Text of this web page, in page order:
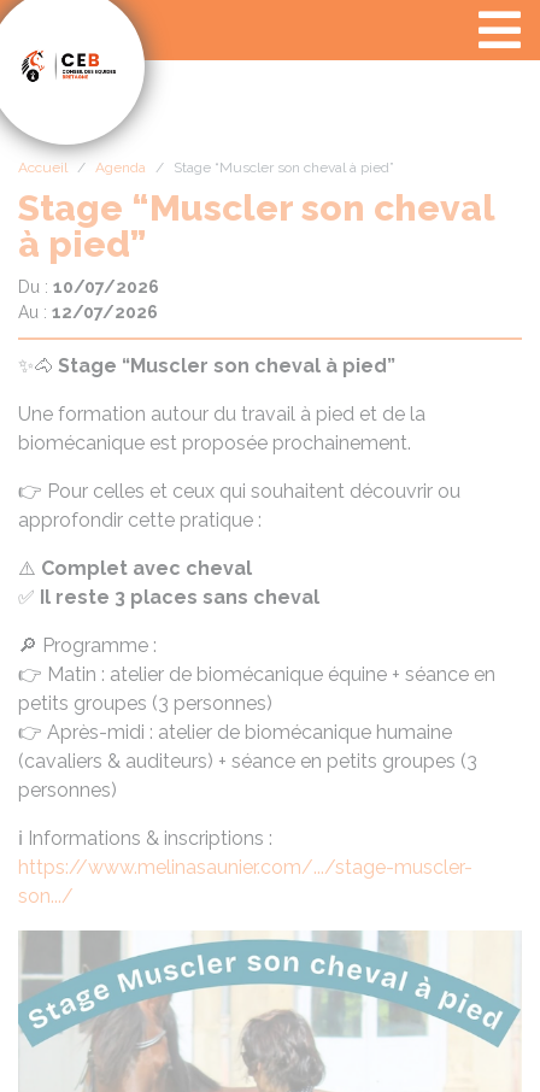
Accueil Agenda Stage “Muscler son cheval à pied”
Stage “Muscler son cheval
à pied”
Du : 10/07/2026
Au : 12/07/2026
✨🐴 Stage “Muscler son cheval à pied”
Une formation autour du travail à pied et de la
biomécanique est proposée prochainement.
👉 Pour celles et ceux qui souhaitent découvrir ou
approfondir cette pratique :
⚠️ Complet avec cheval
✅ Il reste 3 places sans cheval
🔎 Programme :
👉 Matin : atelier de biomécanique équine + séance en
petits groupes (3 personnes)
👉 Après-midi : atelier de biomécanique humaine
(cavaliers & auditeurs) + séance en petits groupes (3
personnes)
ℹ️ Informations & inscriptions :
https://www.melinasaunier.com/.../stage-muscler-
son.../
Panneau de gestion des cookies